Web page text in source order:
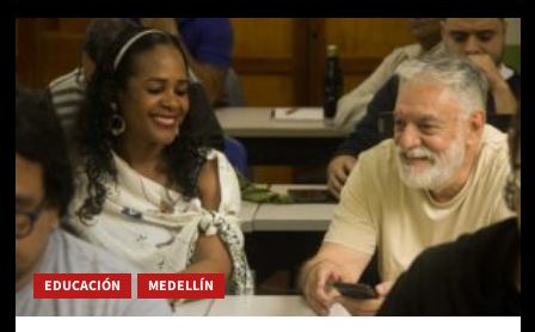
EDUCACIÓN MEDELLÍN